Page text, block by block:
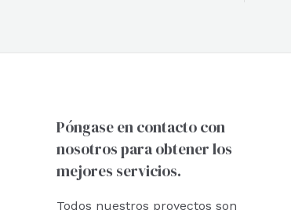
Póngase en contacto con
nosotros para obtener los
mejores servicios.
Todos nuestros proyectos son